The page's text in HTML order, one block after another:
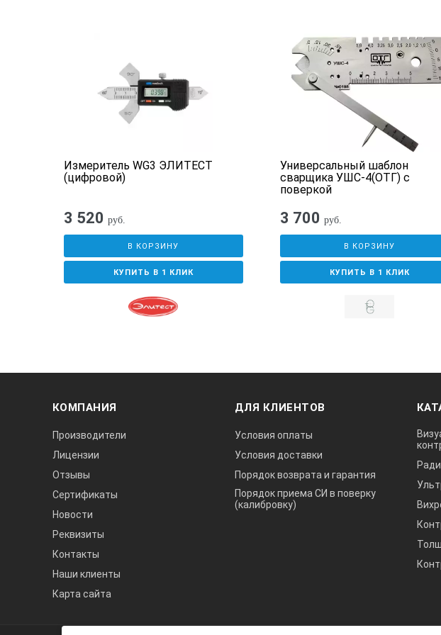
Измеритель WG3 ЭЛИТЕСТ
(цифровой)
3 520 руб.
В КОРЗИНУ
КУПИТЬ В 1 КЛИК
Универсальный шаблон
сварщика УШС-4(ОТГ) с
поверкой
3 700 руб.
В КОРЗИНУ
КУПИТЬ В 1 КЛИК
КОМПАНИЯ
Производители
Лицензии
Отзывы
Сертификаты
Новости
Реквизиты
Контакты
Наши клиенты
Карта сайта
ДЛЯ КЛИЕНТОВ
Условия оплаты
Условия доставки
Порядок возврата и гарантия
Порядок приема СИ в поверку
(калибровку)